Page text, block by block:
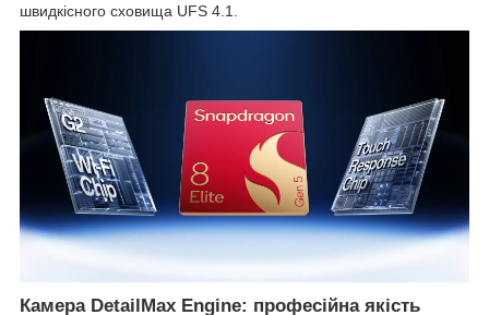
швидкісного сховища UFS 4.1.
Камера DetailMax Engine: професійна якість